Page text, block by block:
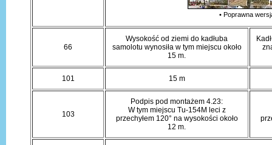
• Poprawna
66
Wysokość od ziemi do kadłuba
samolotu wynosiła w tym miejscu około
15 m.
101 15 m
103
Podpis pod montażem 4.23:
W tym miejscu Tu-154M leci z
przechyłem 120° na wysokości około
12 m.